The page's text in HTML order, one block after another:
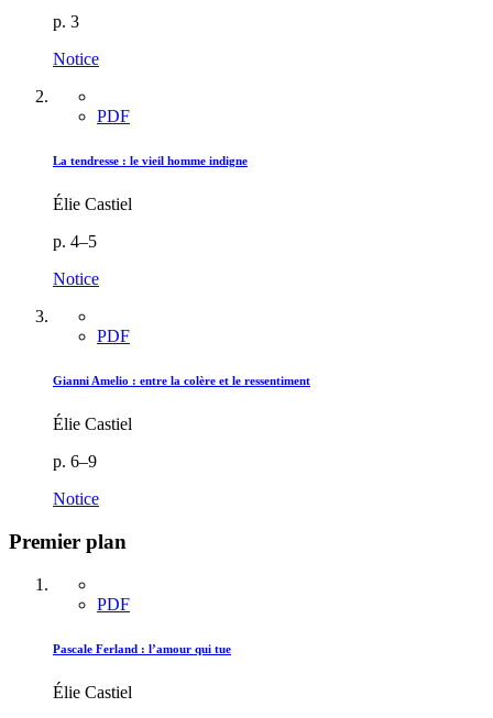
p. 3
Notice
PDF
La tendresse : le vieil homme indigne
Élie Castiel
p. 4–5
Notice
PDF
Gianni Amelio : entre la colère et le ressentiment
Élie Castiel
p. 6–9
Notice
Premier plan
PDF
Pascale Ferland : l’amour qui tue
Élie Castiel